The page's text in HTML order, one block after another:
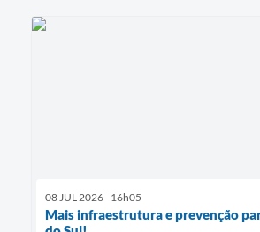
08 JUL 2026 - 16h05
Mais infraestrutura e prevenção